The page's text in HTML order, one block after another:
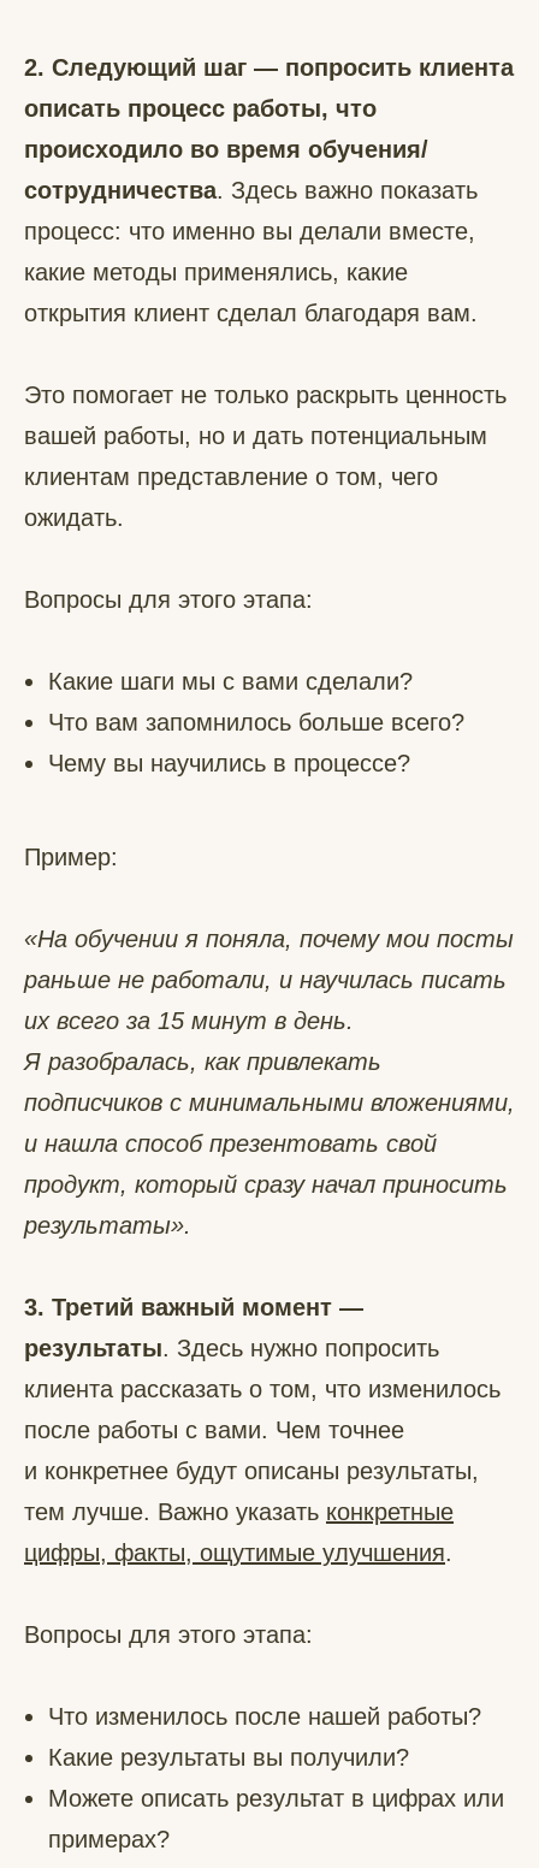
2. Следующий шаг — попросить клиента
описать процесс работы, что
происходило во время обучения/
сотрудничества. Здесь важно показать
процесс: что именно вы делали вместе,
какие методы применялись, какие
открытия клиент сделал благодаря вам.
Это помогает не только раскрыть ценность
вашей работы, но и дать потенциальным
клиентам представление о том, чего
ожидать.
Вопросы для этого этапа:
Какие шаги мы с вами сделали?
Что вам запомнилось больше всего?
Чему вы научились в процессе?
Пример:
«На обучении я поняла, почему мои посты
раньше не работали, и научилась писать
их всего за 15 минут в день.
Я разобралась, как привлекать
подписчиков с минимальными вложениями,
и нашла способ презентовать свой
продукт, который сразу начал приносить
результаты».
3. Третий важный момент —
результаты. Здесь нужно попросить
клиента рассказать о том, что изменилось
после работы с вами. Чем точнее
и конкретнее будут описаны результаты,
тем лучше. Важно указать конкретные
цифры, факты, ощутимые улучшения.
Вопросы для этого этапа:
Что изменилось после нашей работы?
Какие результаты вы получили?
Можете описать результат в цифрах или
примерах?